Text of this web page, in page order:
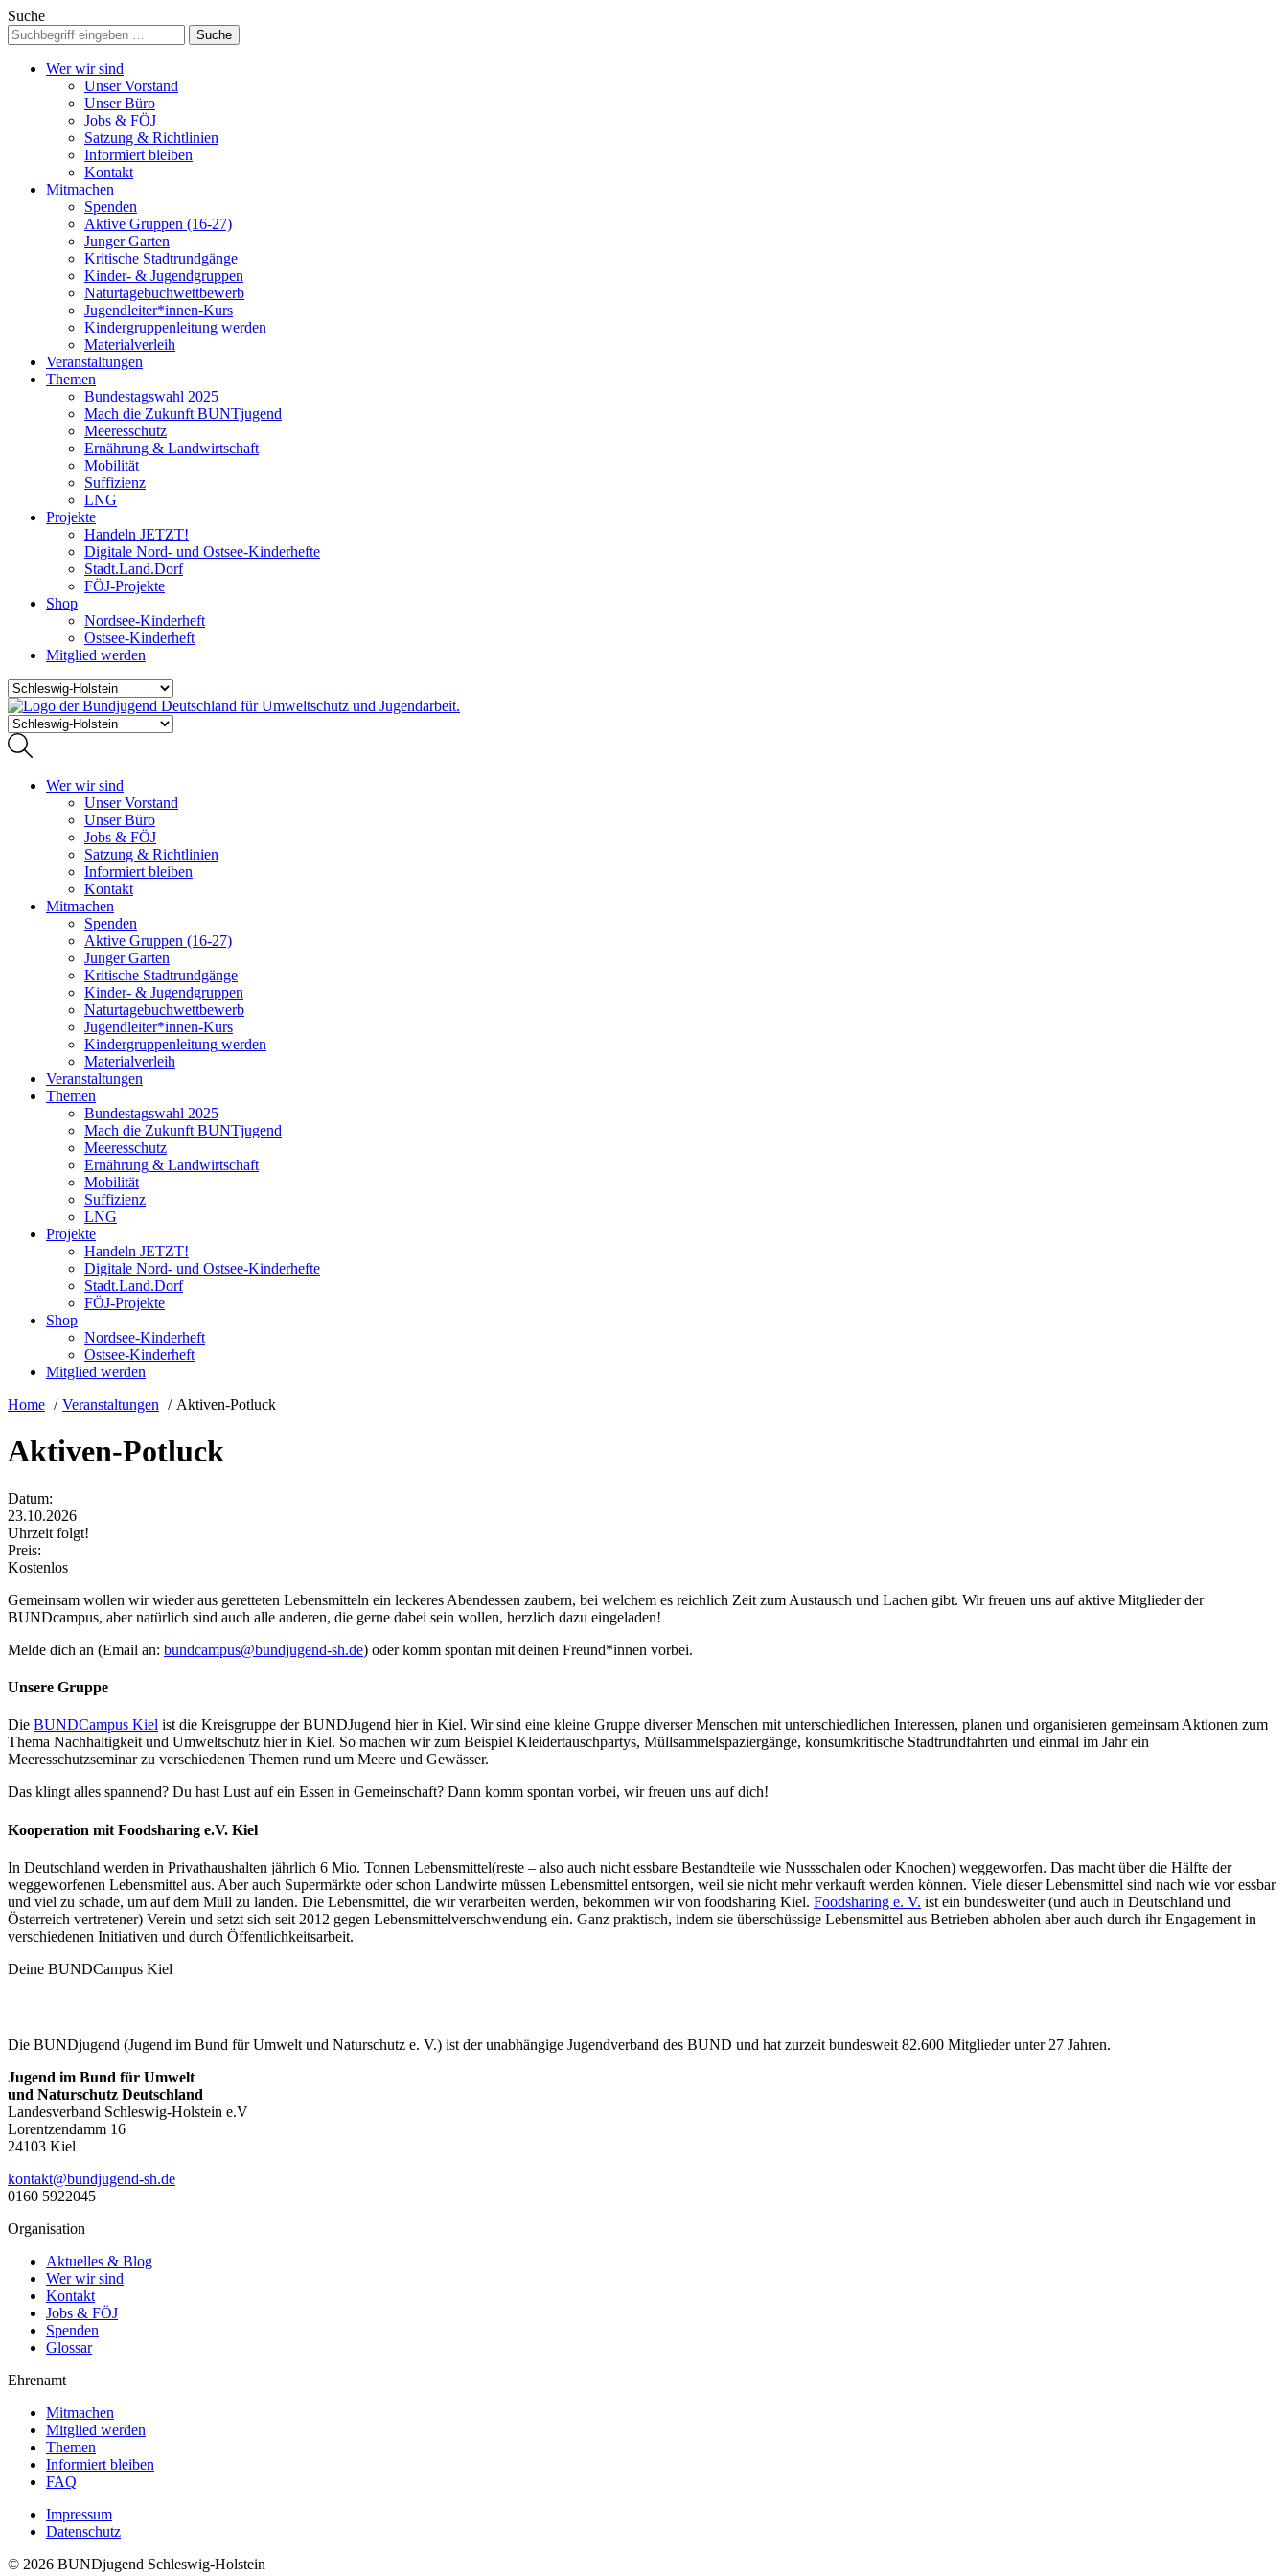
Suche
Wer wir sind
Unser Vorstand
Unser Büro
Jobs & FÖJ
Satzung & Richtlinien
Informiert bleiben
Kontakt
Mitmachen
Spenden
Aktive Gruppen (16-27)
Junger Garten
Kritische Stadtrundgänge
Kinder- & Jugendgruppen
Naturtagebuchwettbewerb
Jugendleiter*innen-Kurs
Kindergruppenleitung werden
Materialverleih
Veranstaltungen
Themen
Bundestagswahl 2025
Mach die Zukunft BUNTjugend
Meeresschutz
Ernährung & Landwirtschaft
Mobilität
Suffizienz
LNG
Projekte
Handeln JETZT!
Digitale Nord- und Ostsee-Kinderhefte
Stadt.Land.Dorf
FÖJ-Projekte
Shop
Nordsee-Kinderheft
Ostsee-Kinderheft
Mitglied werden
Wer wir sind
Unser Vorstand
Unser Büro
Jobs & FÖJ
Satzung & Richtlinien
Informiert bleiben
Kontakt
Mitmachen
Spenden
Aktive Gruppen (16-27)
Junger Garten
Kritische Stadtrundgänge
Kinder- & Jugendgruppen
Naturtagebuchwettbewerb
Jugendleiter*innen-Kurs
Kindergruppenleitung werden
Materialverleih
Veranstaltungen
Themen
Bundestagswahl 2025
Mach die Zukunft BUNTjugend
Meeresschutz
Ernährung & Landwirtschaft
Mobilität
Suffizienz
LNG
Projekte
Handeln JETZT!
Digitale Nord- und Ostsee-Kinderhefte
Stadt.Land.Dorf
FÖJ-Projekte
Shop
Nordsee-Kinderheft
Ostsee-Kinderheft
Mitglied werden
Home
Veranstaltungen Aktiven-Potluck
Aktiven-Potluck
Datum:
23.10.2026
Uhrzeit folgt!
Preis:
Kostenlos
Gemeinsam wollen wir wieder aus geretteten Lebensmitteln ein leckeres Abendessen zaubern, bei welchem es reichlich Zeit zum Austausch und Lachen gibt. Wir freuen uns auf aktive Mitglieder der
BUNDcampus, aber natürlich sind auch alle anderen, die gerne dabei sein wollen, herzlich dazu eingeladen!
Melde dich an (Email an: ed.hs-dnegujdnub@supmacdnub) oder komm spontan mit deinen Freund*innen vorbei.
Unsere Gruppe
Die BUNDCampus Kiel ist die Kreisgruppe der BUNDJugend hier in Kiel. Wir sind eine kleine Gruppe diverser Menschen mit unterschiedlichen Interessen, planen und organisieren gemeinsam Aktionen zum
Thema Nachhaltigkeit und Umweltschutz hier in Kiel. So machen wir zum Beispiel Kleidertauschpartys, Müllsammelspaziergänge, konsumkritische Stadtrundfahrten und einmal im Jahr ein
Meeresschutzseminar zu verschiedenen Themen rund um Meere und Gewässer.
Das klingt alles spannend? Du hast Lust auf ein Essen in Gemeinschaft? Dann komm spontan vorbei, wir freuen uns auf dich!
Kooperation mit Foodsharing e.V. Kiel
In Deutschland werden in Privathaushalten jährlich 6 Mio. Tonnen Lebensmittel(reste – also auch nicht essbare Bestandteile wie Nussschalen oder Knochen) weggeworfen. Das macht über die Hälfte der
weggeworfenen Lebensmittel aus. Aber auch Supermärkte oder schon Landwirte müssen Lebensmittel entsorgen, weil sie nicht mehr verkauft werden können. Viele dieser Lebensmittel sind nach wie vor essbar
und viel zu schade, um auf dem Müll zu landen. Die Lebensmittel, die wir verarbeiten werden, bekommen wir von foodsharing Kiel. Foodsharing e. V. ist ein bundesweiter (und auch in Deutschland und
Österreich vertretener) Verein und setzt sich seit 2012 gegen Lebensmittelverschwendung ein. Ganz praktisch, indem sie überschüssige Lebensmittel aus Betrieben abholen aber auch durch ihr Engagement in
verschiedenen Initiativen und durch Öffentlichkeitsarbeit.
Deine BUNDCampus Kiel
Die BUNDjugend (Jugend im Bund für Umwelt und Naturschutz e. V.) ist der unabhängige Jugendverband des BUND und hat zurzeit bundesweit 82.600 Mitglieder unter 27 Jahren.
Jugend im Bund für Umwelt
und Naturschutz Deutschland
Landesverband Schleswig-Holstein e.V
Lorentzendamm 16
24103 Kiel
ed.hs-dnegujdnub@tkatnok
0160 5922045
Organisation
Aktuelles & Blog
Wer wir sind
Kontakt
Jobs & FÖJ
Spenden
Glossar
Ehrenamt
Mitmachen
Mitglied werden
Themen
Informiert bleiben
FAQ
Impressum
Datenschutz
© 2026 BUNDjugend Schleswig-Holstein